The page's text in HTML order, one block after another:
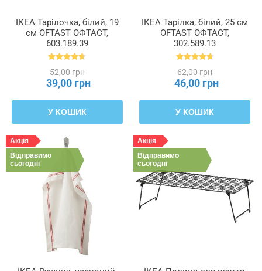
ІКЕА Тарілочка, білий, 19
см OFTAST ОФТАСТ,
603.189.39
52,00 грн
39,00 грн
У КОШИК
ІКЕА Тарілка, білий, 25 см
OFTAST ОФТАСТ,
302.589.13
62,00 грн
46,00 грн
У КОШИК
Акція
Відправимо
сьогодні
Акція
Відправимо
сьогодні